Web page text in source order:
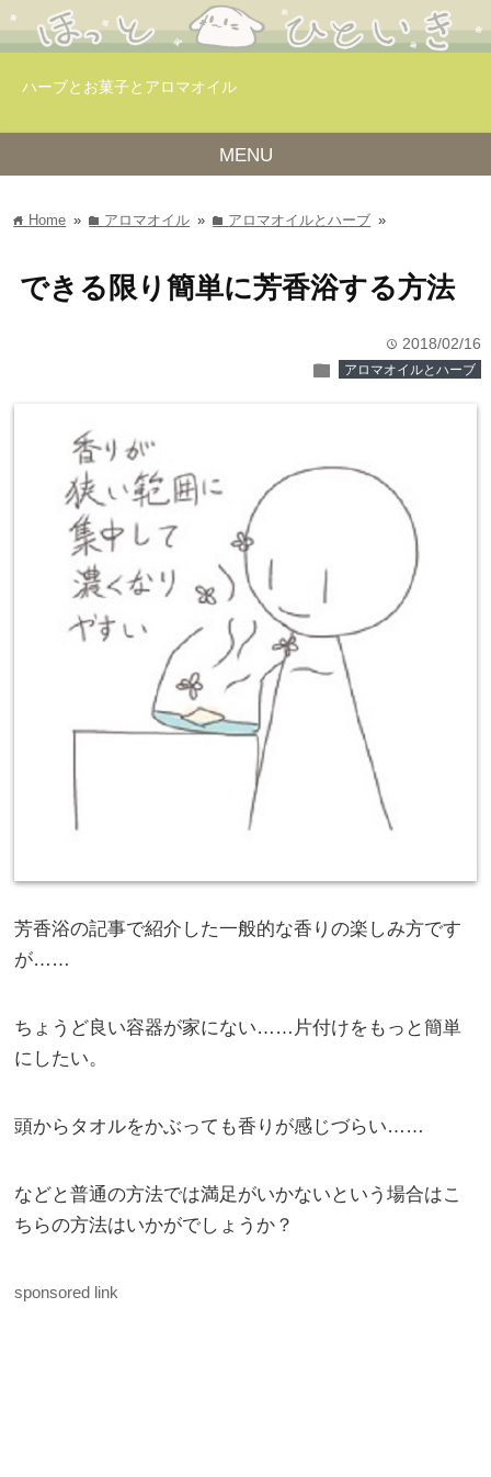
ハーブとお菓子とアロマオイル
MENU
home Home » folder アロマオイル » folder アロマオイルとハーブ »
できる限り簡単に芳香浴する方法
time 2018/02/16
folder アロマオイルとハーブ
芳香浴の記事で紹介した一般的な香りの楽しみ方です
が……
ちょうど良い容器が家にない……片付けをもっと簡単
にしたい。
頭からタオルをかぶっても香りが感じづらい……
などと普通の方法では満足がいかないという場合はこ
ちらの方法はいかがでしょうか？
sponsored link